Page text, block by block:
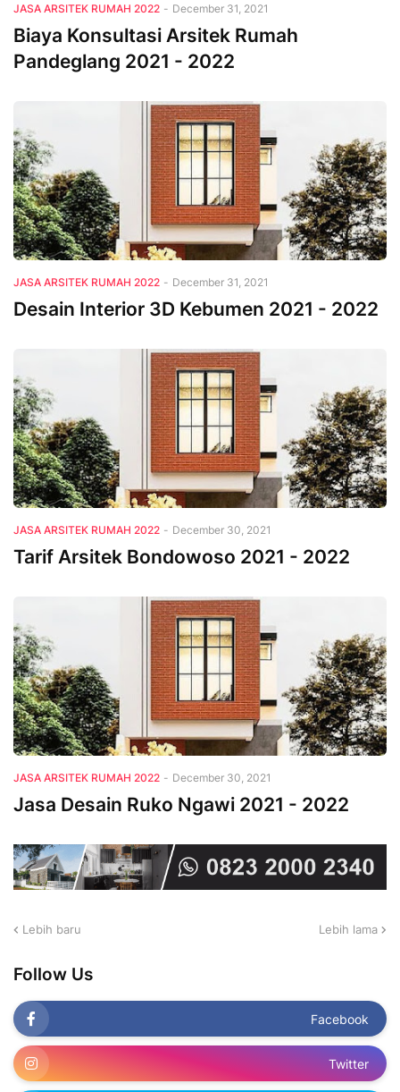
JASA ARSITEK RUMAH 2022 - December 31, 2021
Biaya Konsultasi Arsitek Rumah
Pandeglang 2021 - 2022
JASA ARSITEK RUMAH 2022 - December 31, 2021
Desain Interior 3D Kebumen 2021 - 2022
JASA ARSITEK RUMAH 2022 - December 30, 2021
Tarif Arsitek Bondowoso 2021 - 2022
JASA ARSITEK RUMAH 2022 - December 30, 2021
Jasa Desain Ruko Ngawi 2021 - 2022
Lebih baru Lebih lama
Follow Us
Facebook
Twitter